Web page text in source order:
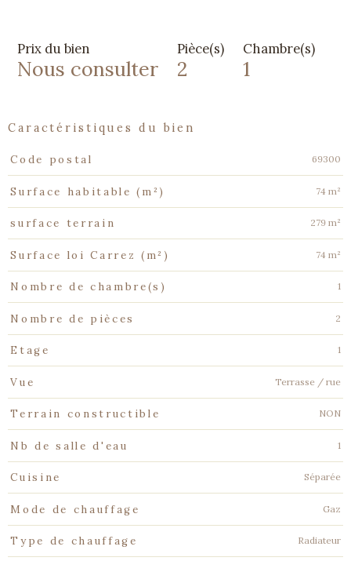
Prix du bien
Nous consulter
Pièce(s)
2
Chambre(s)
1
caractéristiques du bien
Caractéristiques Valeurs
Code postal 69300
Surface habitable (m²) 74 m²
surface terrain 279 m²
Surface loi Carrez (m²) 74 m²
Nombre de chambre(s) 1
Nombre de pièces 2
Etage 1
Vue Terrasse / rue
Terrain constructible NON
Nb de salle d'eau 1
Cuisine Séparée
Mode de chauffage Gaz
Type de chauffage Radiateur